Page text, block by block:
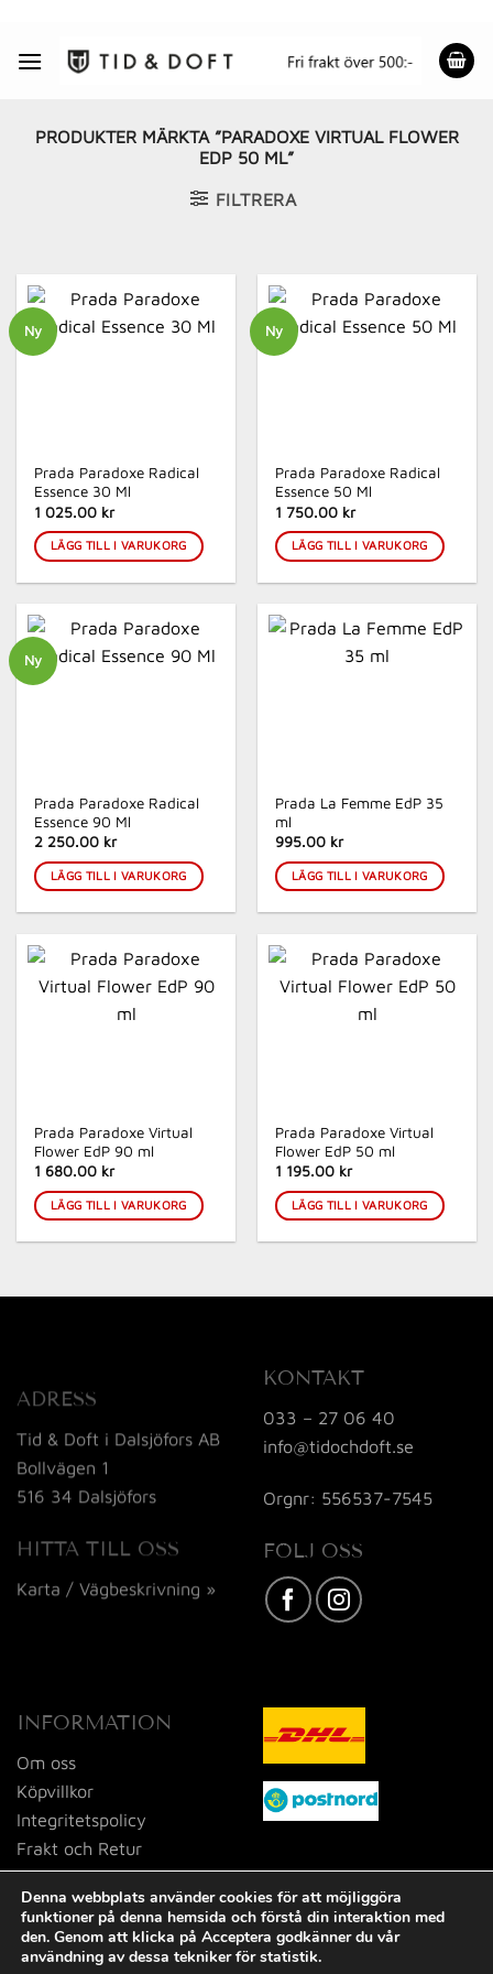
content
PRODUKTER MÄRKTA ”PARADOXE VIRTUAL FLOWER
EDP 50 ML”
FILTRERA
Ny
Prada Paradoxe Radical
Essence 30 Ml
1 025.00 kr
LÄGG TILL I VARUKORG
Ny
Prada Paradoxe Radical
Essence 50 Ml
1 750.00 kr
LÄGG TILL I VARUKORG
Ny
Prada Paradoxe Radical
Essence 90 Ml
2 250.00 kr
LÄGG TILL I VARUKORG
Prada La Femme EdP 35
ml
995.00 kr
LÄGG TILL I VARUKORG
Prada Paradoxe Virtual
Flower EdP 90 ml
1 680.00 kr
LÄGG TILL I VARUKORG
Prada Paradoxe Virtual
Flower EdP 50 ml
1 195.00 kr
LÄGG TILL I VARUKORG
ADRESS
Tid & Doft i Dalsjöfors AB
Bollvägen 1
516 34 Dalsjöfors
HITTA TILL OSS
Karta / Vägbeskrivning »
KONTAKT
033 – 27 06 40
info@tidochdoft.se
Orgnr: 556537-7545
FÖLJ OSS
INFORMATION
Om oss
Köpvillkor
Integritetspolicy
Frakt och Retur
Kontakta oss
Denna webbplats använder cookies för att möjliggöra
funktioner på denna hemsida och förstå din interaktion med
den. Genom att klicka på Acceptera godkänner du vår
användning av dessa tekniker för statistik.